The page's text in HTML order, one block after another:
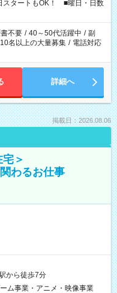
タートもOK！ ■曜日・日数
不要 / 40～50代活躍中 / 副
10名以上の大量募集 / 電話対応
詳細へ
掲載日：2026.08.06
＞
わるお仕事
から徒歩7分
ム事業・アニメ・映像事業